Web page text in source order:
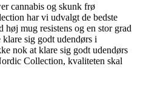
cannabis og skunk frø
har vi udvalgt de bedste
mug resistens og en stor grad
klare sig godt udendørs i
nok at klare sig godt udendørs
Collection, kvaliteten skal